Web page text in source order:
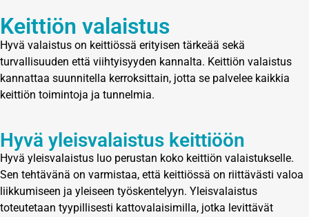
Keittiön valaistus
Hyvä valaistus on keittiössä erityisen tärkeää sekä
turvallisuuden että viihtyisyyden kannalta. Keittiön valaistus
kannattaa suunnitella kerroksittain, jotta se palvelee kaikkia
keittiön toimintoja ja tunnelmia.
Hyvä yleisvalaistus keittiöön
Hyvä yleisvalaistus luo perustan koko keittiön valaistukselle.
Sen tehtävänä on varmistaa, että keittiössä on riittävästi valoa
liikkumiseen ja yleiseen työskentelyyn. Yleisvalaistus
toteutetaan tyypillisesti kattovalaisimilla, jotka levittävät